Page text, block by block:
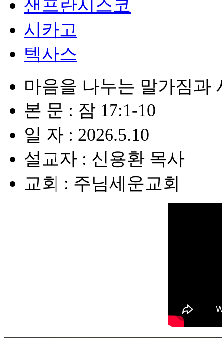
샌프란시스코
시카고
텍사스
마음을 나누는 말가짐과
본 문 : 잠 17:1-10
일 자 : 2026.5.10
설교자 : 신용환 목사
교회 : 주님세운교회